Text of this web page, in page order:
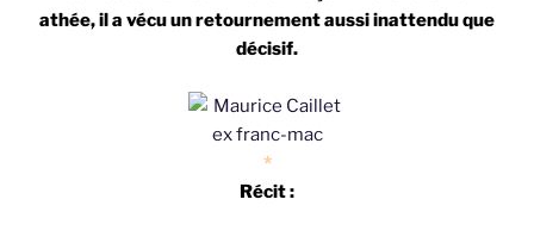
athée, il a vécu un retournement aussi inattendu que
décisif.
*
Récit :